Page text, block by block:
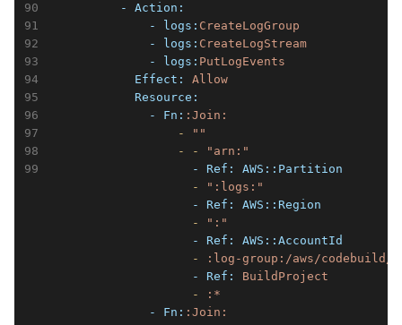
          - Action:
              - logs:
CreateLogGroup
              - logs:
CreateLogStream
              - logs:
PutLogEvents
            Effect:
Allow
            Resource:
              - Fn:
:Join:
                  -
""
                  -
-
"arn:"
                    - Ref:
AWS::Partition
                    -
":logs:"
                    - Ref:
AWS::Region
                    -
":"
                    - Ref:
AWS::AccountId
                    -
:log-group:/aws/codebuild/
                    - Ref:
BuildProject
                    -
:*
              - Fn:
:Join: